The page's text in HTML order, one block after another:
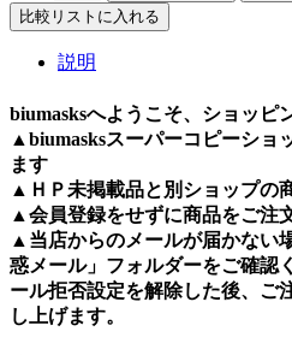
比較リストに入れる
説明
biumasksへようこそ、ショッピ
▲ biumasksスーパーコピーショ
ます
▲ＨＰ未掲載品と別ショップの
▲会員登録をせずに商品をご注
▲当店からのメールが届かない
惑メール」フォルダーをご確認
ール拒否設定を解除した後、ご
し上げます。